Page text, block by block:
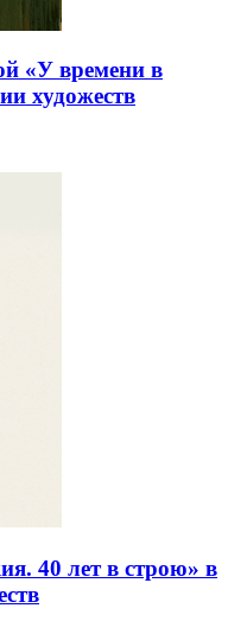
«У времени в
художеств
40 лет в строю» в